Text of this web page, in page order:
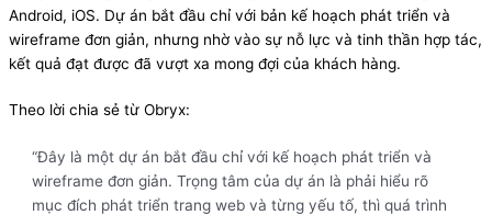
Android, iOS. Dự án bắt đầu chỉ với bản kế hoạch phát triển và
wireframe đơn giản, nhưng nhờ vào sự nỗ lực và tinh thần hợp tác,
kết quả đạt được đã vượt xa mong đợi của khách hàng.
Theo lời chia sẻ từ Obryx:
“Đây là một dự án bắt đầu chỉ với kế hoạch phát triển và
wireframe đơn giản. Trọng tâm của dự án là phải hiểu rõ
mục đích phát triển trang web và từng yếu tố, thì quá trình